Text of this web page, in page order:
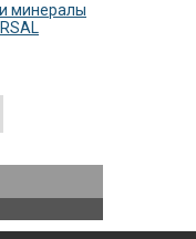
минералы